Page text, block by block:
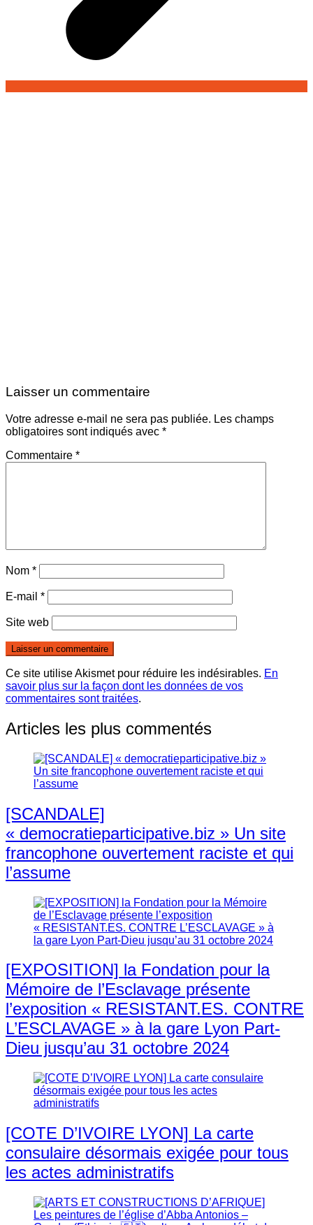
Laisser un commentaire
Votre adresse e-mail ne sera pas publiée. Les champs
obligatoires sont indiqués avec *
Commentaire *
Nom *
E-mail *
Site web
Ce site utilise Akismet pour réduire les indésirables. En
savoir plus sur la façon dont les données de vos
commentaires sont traitées.
Articles les plus commentés
[SCANDALE]
« democratieparticipative.biz » Un site
francophone ouvertement raciste et qui
l’assume
[EXPOSITION] la Fondation pour la
Mémoire de l’Esclavage présente
l’exposition « RESISTANT.ES. CONTRE
L’ESCLAVAGE » à la gare Lyon Part-
Dieu jusqu’au 31 octobre 2024
[COTE D’IVOIRE LYON] La carte
consulaire désormais exigée pour tous
les actes administratifs